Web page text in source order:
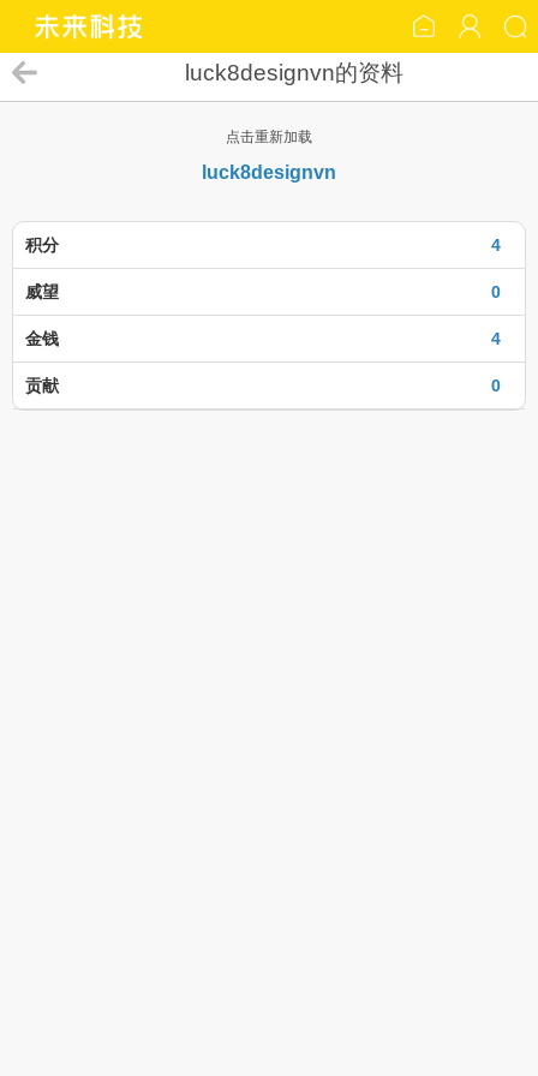
luck8designvn的资料
点击重新加载
luck8designvn
4
积分
0
威望
4
金钱
0
贡献